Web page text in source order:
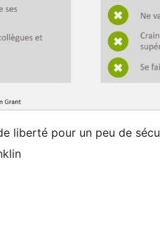
liberté pour un peu de